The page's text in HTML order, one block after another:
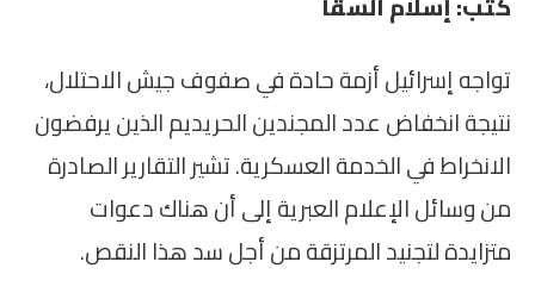
تواجه إسرائيل أزمة حادة في صفوف جيش الاحتلال،
نتيجة انخفاض عدد المجندين الحريديم الذين يرفضون
الانخراط في الخدمة العسكرية. تشير التقارير الصادرة
من وسائل الإعلام العبرية إلى أن هناك دعوات
متزايدة لتجنيد المرتزقة من أجل سد هذا النقص.